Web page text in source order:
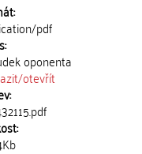
pdf
oponenta
otevřít